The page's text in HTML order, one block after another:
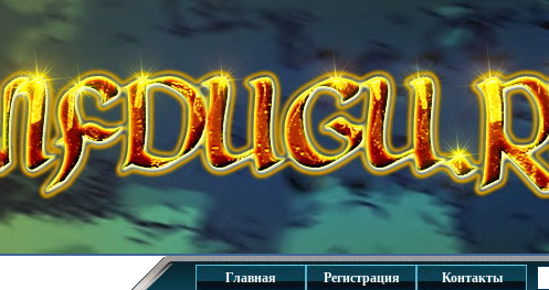
Главная Регистрация Контакты